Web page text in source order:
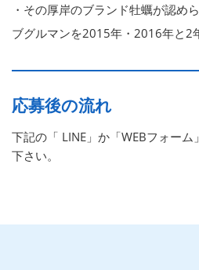
・その厚岸のブランド牡蠣が認め
ブグルマンを2015年・2016年と2
応募後の流れ
下記の「 LINE」か「WEBフォー
下さい。